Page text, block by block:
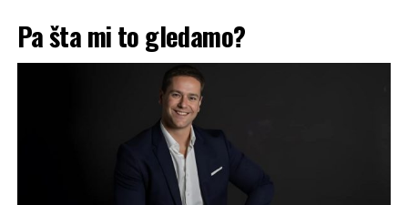
Pa šta mi to gledamo?